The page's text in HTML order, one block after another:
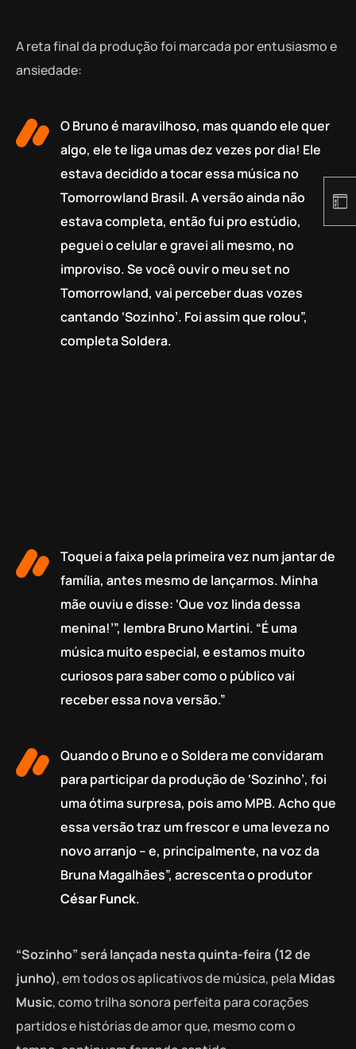
A reta final da produção foi marcada por entusiasmo e
ansiedade:
O Bruno é maravilhoso, mas quando ele quer
algo, ele te liga umas dez vezes por dia! Ele
estava decidido a tocar essa música no
Tomorrowland Brasil. A versão ainda não
estava completa, então fui pro estúdio,
peguei o celular e gravei ali mesmo, no
improviso. Se você ouvir o meu set no
Tomorrowland, vai perceber duas vozes
cantando ‘Sozinho’. Foi assim que rolou”,
completa Soldera.
Toquei a faixa pela primeira vez num jantar de
família, antes mesmo de lançarmos. Minha
mãe ouviu e disse: ‘Que voz linda dessa
menina!’”, lembra Bruno Martini. “É uma
música muito especial, e estamos muito
curiosos para saber como o público vai
receber essa nova versão.”
Quando o Bruno e o Soldera me convidaram
para participar da produção de ‘Sozinho’, foi
uma ótima surpresa, pois amo MPB. Acho que
essa versão traz um frescor e uma leveza no
novo arranjo – e, principalmente, na voz da
Bruna Magalhães”, acrescenta o produtor
César Funck.
“Sozinho” será lançada nesta quinta-feira (12 de
junho), em todos os aplicativos de música, pela Midas
Music, como trilha sonora perfeita para corações
partidos e histórias de amor que, mesmo com o